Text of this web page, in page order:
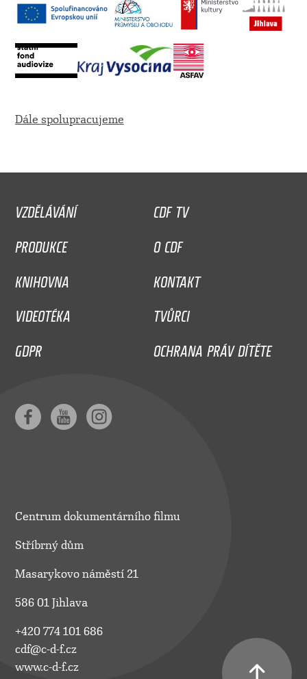
Dále spolupracujeme
VZDĚLÁVÁNÍ
CDF TV
PRODUKCE
O CDF
KNIHOVNA
KONTAKT
VIDEOTÉKA
TVŮRCI
GDPR
OCHRANA PRÁV DÍTĚTE
Centrum dokumentárního filmu
Stříbrný dům
Masarykovo náměstí 21
586 01 Jihlava
+420 774 101 686
cdf@c-d-f.cz
www.c-d-f.cz